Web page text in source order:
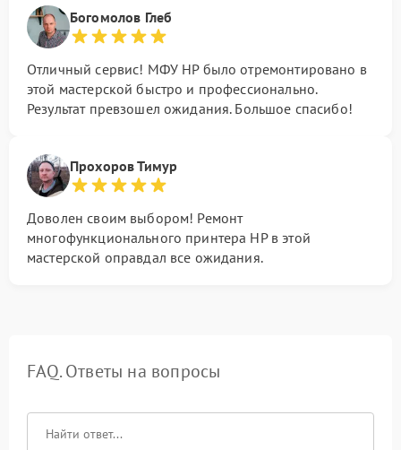
Богомолов Глеб
Отличный сервис! МФУ HP было отремонтировано в
этой мастерской быстро и профессионально.
Результат превзошел ожидания. Большое спасибо!
Прохоров Тимур
Доволен своим выбором! Ремонт
многофункционального принтера HP в этой
мастерской оправдал все ожидания.
FAQ. Ответы на вопросы